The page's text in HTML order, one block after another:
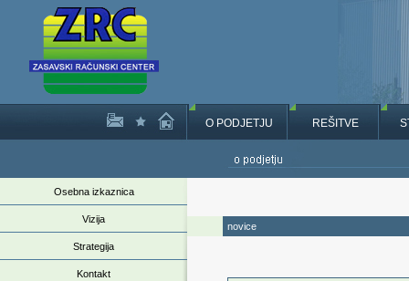
O PODJETJU REŠITVE
Osebna izkaznica
Vizija
Strategija
Kontakt
novice